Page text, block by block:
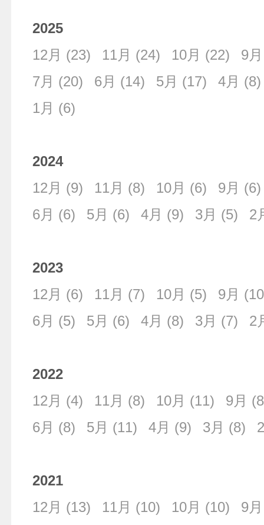
2025
12月 (23) 11月 (24) 10月 (22) 9月
7月 (20) 6月 (14) 5月 (17) 4月 (8)
1月 (6)
2024
12月 (9) 11月 (8) 10月 (6) 9月 (6)
6月 (6) 5月 (6) 4月 (9) 3月 (5) 2
2023
12月 (6) 11月 (7) 10月 (5) 9月
6月 (5) 5月 (6) 4月 (8) 3月 (7) 2
2022
12月 (4) 11月 (8) 10月 (11) 9月
6月 (8) 5月 (11) 4月 (9) 3月 (8)
2021
12月 (13) 11月 (10) 10月 (10) 9月